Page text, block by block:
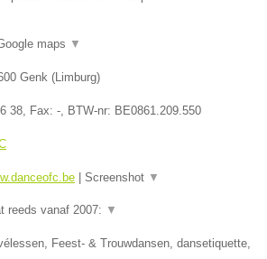
maps ▼
Genk (Limburg)
38 , Fax: - , BTW-nr: BE0861.209.550
| Screenshot ▼
reeds vanaf 2007: ▼
Feest- & Trouwdansen, dansetiquette,